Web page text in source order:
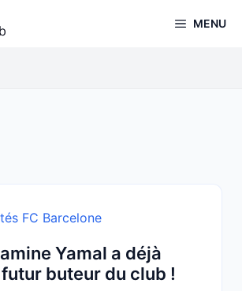
MENU
FC Barcelone
Yamal a déjà
buteur du club !